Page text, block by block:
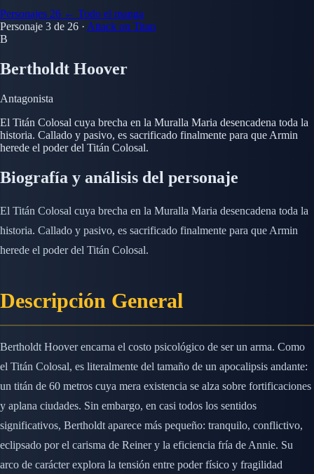
Personajes 26 ← Todo el manga
Personaje 3 de 26 · Attack on Titan
B
Bertholdt Hoover
Antagonista
El Titán Colosal cuya brecha en la Muralla Maria desencadena toda la
historia. Callado y pasivo, es sacrificado finalmente para que Armin
herede el poder del Titán Colosal.
Biografía y análisis del personaje
El Titán Colosal cuya brecha en la Muralla Maria desencadena toda la
historia. Callado y pasivo, es sacrificado finalmente para que Armin
herede el poder del Titán Colosal.
Descripción General
Bertholdt Hoover encarna el costo psicológico de ser un arma. Como
el Titán Colosal, es literalmente del tamaño de un apocalipsis andante:
un titán de 60 metros cuya mera existencia se alza sobre fortificaciones
y aplana ciudades. Sin embargo, en casi todos los sentidos
significativos, Bertholdt aparece más pequeño: tranquilo, conflictivo,
eclipsado por el carisma de Reiner y la eficiencia fría de Annie. Su
arco de carácter explora la tensión entre poder físico y fragilidad